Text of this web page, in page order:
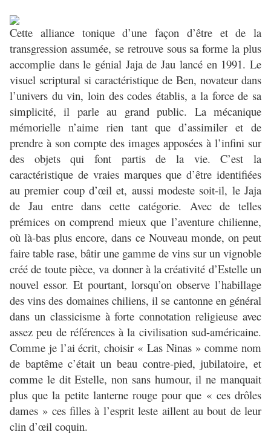
Cette alliance tonique d’une façon d’être et de la
transgression assumée, se retrouve sous sa forme la plus
accomplie dans le génial Jaja de Jau lancé en 1991. Le
visuel scriptural si caractéristique de Ben, novateur dans
l’univers du vin, loin des codes établis, a la force de sa
simplicité, il parle au grand public. La mécanique
mémorielle n’aime rien tant que d’assimiler et de
prendre à son compte des images apposées à l’infini sur
des objets qui font partis de la vie. C’est la
caractéristique de vraies marques que d’être identifiées
au premier coup d’œil et, aussi modeste soit-il, le Jaja
de Jau entre dans cette catégorie. Avec de telles
prémices on comprend mieux que l’aventure chilienne,
où là-bas plus encore, dans ce Nouveau monde, on peut
faire table rase, bâtir une gamme de vins sur un vignoble
créé de toute pièce, va donner à la créativité d’Estelle un
nouvel essor. Et pourtant, lorsqu’on observe l’habillage
des vins des domaines chiliens, il se cantonne en général
dans un classicisme à forte connotation religieuse avec
assez peu de références à la civilisation sud-américaine.
Comme je l’ai écrit, choisir « Las Ninas » comme nom
de baptême c’était un beau contre-pied, jubilatoire, et
comme le dit Estelle, non sans humour, il ne manquait
plus que la petite lanterne rouge pour que « ces drôles
dames » ces filles à l’esprit leste aillent au bout de leur
clin d’œil coquin.